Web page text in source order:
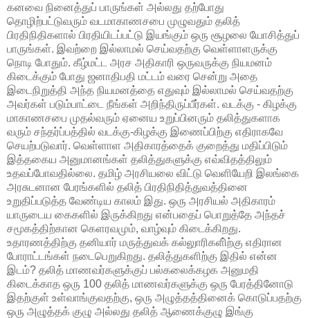
கனவை நினைத்துப் பாருங்கள் அல்லது தற்போது
தொழிற்பட்டுவரும் வடமாகாணசபை முழுவதும் தலித்
பிரதிநிதிகளால் பிரதியிடப்பட்டு இயங்கும் ஒரு சூழலை யோசித்துப்
பாருங்கள். இவற்றை இல்லாமல் செய்வதற்கு வெள்ளாளருக்கு
நொடி போதும். கீழ்மட்ட அரச அதிகாரி ஒருவருக்கு நியமனம்
கிடைக்கும் போது ஜனாதிபதி மட்டம் வரை சென்று அதை
இடைநிறுத்தி அந்த நியமனத்தை எதுவும் இல்லாமல் செய்வதற்கு
அவர்கள் படும்பாட்டை நீங்கள் அறிந்திருப்பீர்கள். வடக்கு - கிழக்கு
மாகாணசபை முதல்வரும் ஏனைய உறுப்பினரும் தலித்துகளாக
வரும் சந்தர்ப்பத்தில் வடக்கு-கிழக்கு இணைப்பிற்கு எதிராகவே
செயற்படுவார். வெள்ளாள அதிகாரத்தைக் குறைத்து மதிப்பிடும்
இத்தகைய அனுமானங்கள் தலித்துகளுக்கு எவ்விதத்திலும்
உதவப்போவதில்லை. தமிழ் அரசியலை விட்டு வெளியேறி இலங்கை
அரசுடனான பேரங்களில் தலித் பிரதிநிதித்துவத்தினை
உறுதிப்படுத்த வேண்டிய காலம் இது. ஒரு அரசியல் அதிகாரம்
யாருடைய கைகளில் இருக்கிறது என்பதைப் பொறுத்தே அந்தச்
சமூகத்திற்கான கெளரவமும், வாழ்வும் கிடைக்கிறது.
உதாரணத்திற்கு தனியார் மருத்துவக் கல்லுாரிகளி்ற்கு எதிரான
போராட்டங்கள் நடைபெறுகிறது. தலித்துகளிற்கு இதில் என்ன
இடம்? தலித் மாணவர்களுக்குப் பல்கலைக்கழக அனுமதி
கிடைக்காத ஒரு 100 தலித் மாணவர்களுக்கு ஒரு பேரத்தினோடு
இதற்குள் உள்வாங்குவதற்கு, ஒரு அழுத்தத்தினைக் கொடுப்பதற்கு
ஒரு அழுத்தக் குழு அல்லது தலித் ஆணைக்குழு இங்கு